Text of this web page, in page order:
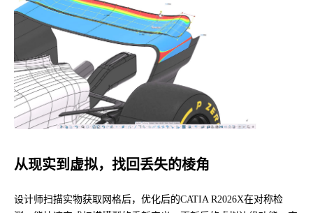
从现实到虚拟，找回丢失的棱角
设计师扫描实物获取网格后，优化后的CATIA R2026X在对称检